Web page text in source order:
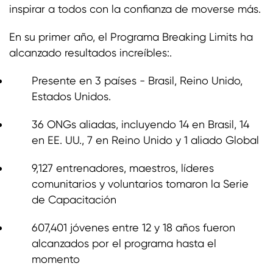
inspirar a todos con la confianza de moverse más.
En su primer año, el Programa Breaking Limits ha
alcanzado resultados increíbles:.
Presente en 3 países - Brasil, Reino Unido,
Estados Unidos.
36 ONGs aliadas, incluyendo 14 en Brasil, 14
en EE. UU., 7 en Reino Unido y 1 aliado Global
9,127 entrenadores, maestros, líderes
comunitarios y voluntarios tomaron la Serie
de Capacitación
607,401 jóvenes entre 12 y 18 años fueron
alcanzados por el programa hasta el
momento